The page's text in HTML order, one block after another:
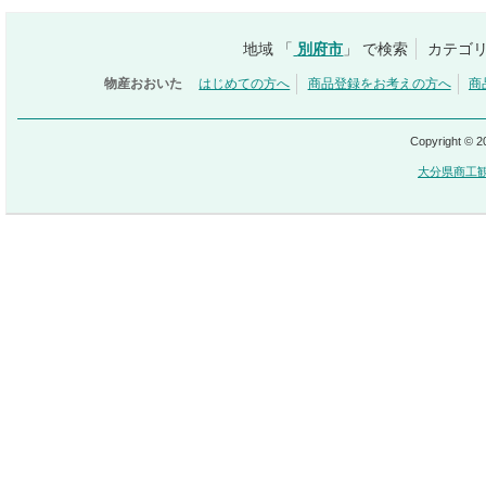
地域 「 別府市 」 で検索 カテゴ
物産おおいた はじめての方へ 商品登録をお考えの方へ 商
Copyright ©
大分県商工